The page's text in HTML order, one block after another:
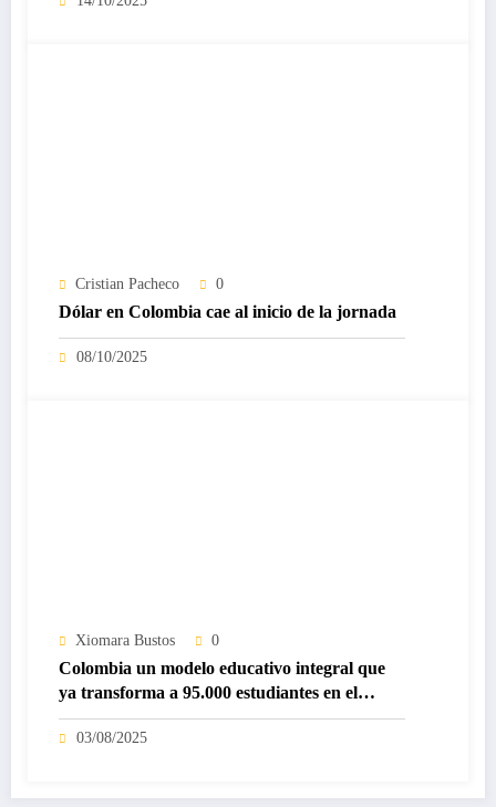
Cristian Pacheco 0
Dólar en Colombia cae al inicio de la jornada
08/10/2025
Xiomara Bustos 0
Colombia un modelo educativo integral que
ya transforma a 95.000 estudiantes en el
mundo
03/08/2025